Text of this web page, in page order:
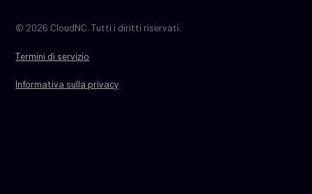
Termini di servizio
Informativa sulla privacy
© 2026 CloudNC. Tutti i diritti riservati.